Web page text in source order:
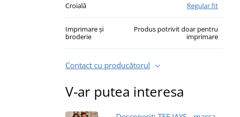
Croială Regular fit
Imprimare și
broderie
Produs potrivit doar pentru
imprimare
Contact cu producătorul
V-ar putea interesa